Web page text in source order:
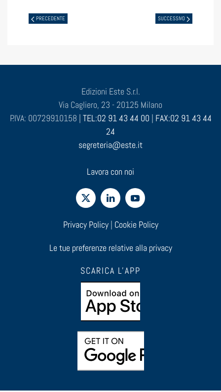
PRECEDENTE SUCCESSIVO
Edizioni Este S.r.l.
Via Cagliero, 23 - 20125 Milano
P.IVA: 00729910158 | TEL:02 91 43 44 00 | FAX:02 91 43 44
24
segreteria@este.it
Lavora con noi
Privacy Policy| Cookie Policy
Le tue preferenze relative alla privacy
SCARICA L'APP